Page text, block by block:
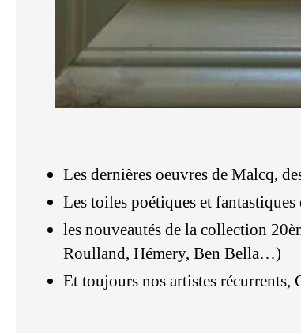
Les dernières oeuvres de Malcq,
Les toiles poétiques et
les nouveautés de la collection
Roulland, Hémery, Ben Bella…)
Et toujours nos artistes